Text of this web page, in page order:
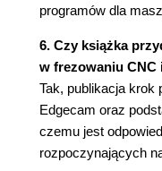
programów dla
6. Czy książka
w frezowaniu CNC
Tak, publikacja krok
Edgecam oraz
czemu jest
rozpoczynających